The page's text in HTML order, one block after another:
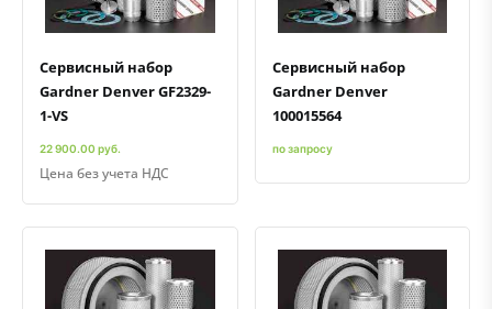
Сервисный набор
Gardner Denver GF2329-
1-VS
22 900.00 руб.
Цена без учета НДС
Сервисный набор
Gardner Denver
100015564
по запросу